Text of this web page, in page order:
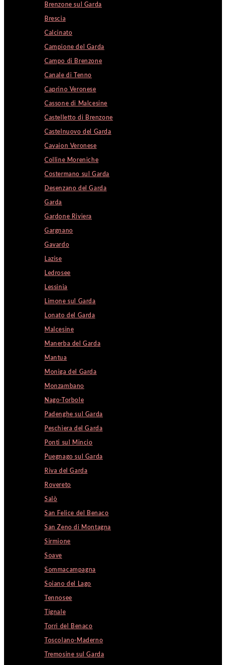
Brenzone sul Garda
Brescia
Calcinato
Campione del Garda
Campo di Brenzone
Canale di Tenno
Caprino Veronese
Cassone di Malcesine
Castelletto di Brenzone
Castelnuovo del Garda
Cavaion Veronese
Colline Moreniche
Costermano sul Garda
Desenzano del Garda
Garda
Gardone Riviera
Gargnano
Gavardo
Lazise
Ledrosee
Lessinia
Limone sul Garda
Lonato del Garda
Malcesine
Manerba del Garda
Mantua
Moniga del Garda
Monzambano
Nago-Torbole
Padenghe sul Garda
Peschiera del Garda
Ponti sul Mincio
Puegnago sul Garda
Riva del Garda
Rovereto
Salò
San Felice del Benaco
San Zeno di Montagna
Sirmione
Soave
Sommacampagna
Soiano del Lago
Tennosee
Tignale
Torri del Benaco
Toscolano-Maderno
Tremosine sul Garda